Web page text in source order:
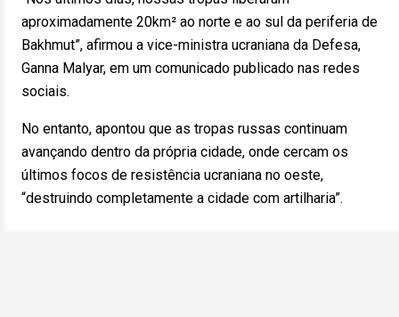
aproximadamente 20km² ao norte e ao sul da periferia de
Bakhmut”, afirmou a vice-ministra ucraniana da Defesa,
Ganna Malyar, em um comunicado publicado nas redes
sociais.
No entanto, apontou que as tropas russas continuam
avançando dentro da própria cidade, onde cercam os
últimos focos de resistência ucraniana no oeste,
“destruindo completamente a cidade com artilharia”.